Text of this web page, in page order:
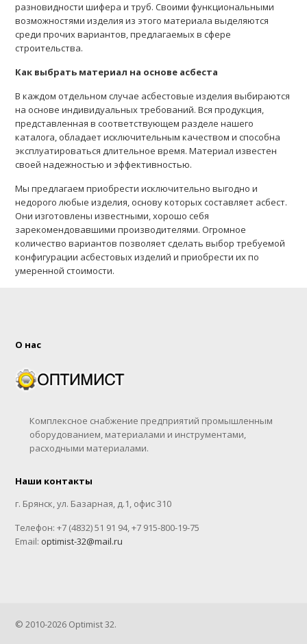
разновидности шифера и труб. Своими функциональными
возможностями изделия из этого материала выделяются
среди прочих вариантов, предлагаемых в сфере
строительства.
Как выбрать материал на основе асбеста
В каждом отдельном случае асбестовые изделия выбираются
на основе индивидуальных требований. Вся продукция,
представленная в соответствующем разделе нашего
каталога, обладает исключительным качеством и способна
эксплуатироваться длительное время. Материал известен
своей надежностью и эффективностью.
Мы предлагаем приобрести исключительно выгодно и
недорого любые изделия, основу которых составляет асбест.
Они изготовлены известными, хорошо себя
зарекомендовавшими производителями. Огромное
количество вариантов позволяет сделать выбор требуемой
конфигурации асбестовых изделий и приобрести их по
умеренной стоимости.
О нас
Комплексное снабжение предприятий промышленным
оборудованием, материалами и инструментами,
расходными материалами.
Наши контакты
г. Брянск, ул. Базарная, д.1, офис 310
Телефон: +7 (4832) 51 91 94, +7 915-800-19-75
Email: optimist-32@mail.ru
© 2010-2026 Optimist 32.